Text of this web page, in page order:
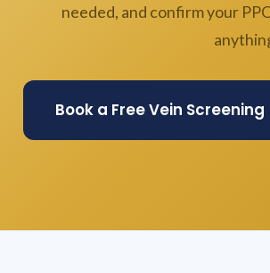
needed, and confirm your
Book a Free Vein Screening